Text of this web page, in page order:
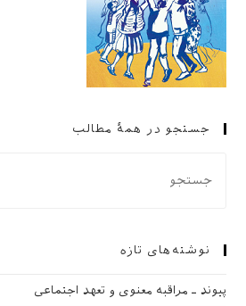
جستجو در همهٔ مطالب
نوشته‌های تازه
پیوند ـ مراقبه‌ معنوی و تعهد اجتماعی